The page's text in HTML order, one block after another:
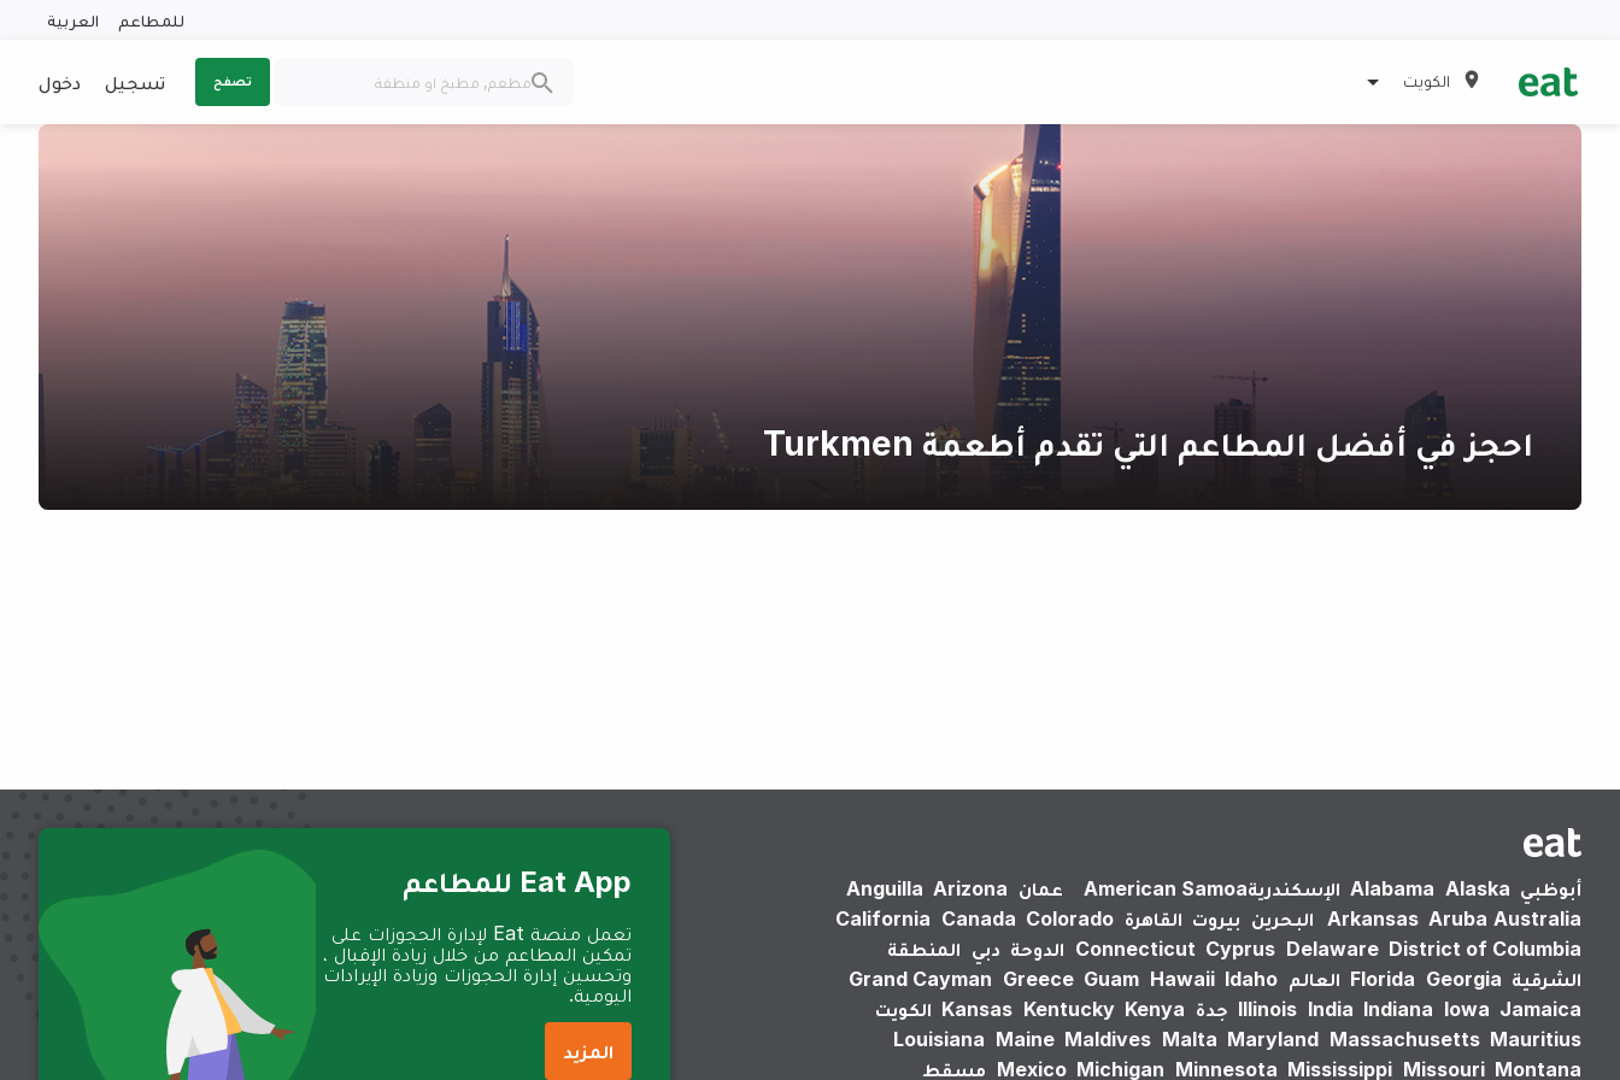
للمطاعم العربية
الكويت تصفح تسجيل دخول
احجز في أفضل المطاعم التي تقدم أطعمة Turkmen
أبوظبي Alabama Alaska الإسكندرية‎American Samoa عمان Anguilla Arizona
Arkansas Aruba Australia البحرين بيروت القاهرة California Canada Colorado
Connecticut Cyprus Delaware District of Columbia الدوحة دبي المنطقة
الشرقية
Florida Georgia العالم Grand Cayman Greece Guam Hawaii Idaho
Illinois India Indiana Iowa Jamaica جدة Kansas Kentucky Kenya
الكويت
Louisiana Maine Maldives Malta Maryland Massachusetts Mauritius
Mexico Michigan Minnesota Mississippi Missouri Montana مسقط
Eat App للمطاعم
تعمل منصة Eat لإدارة الحجوزات على
تمكين المطاعم من خلال زيادة الإقبال ،
وتحسين إدارة الحجوزات وزيادة الإيرادات
اليومية.
المزيد